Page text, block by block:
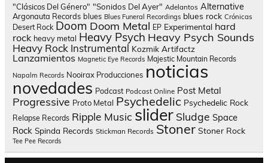
"Clásicos Del Género" "Sonidos Del Ayer" Adelantos Alternative
Argonauta Records blues Blues Funeral Recordings blues rock Crónicas
Desert Rock Doom Doom Metal EP Experimental hard
rock heavy metal Heavy Psych Heavy Psych Sounds
Heavy Rock Instrumental Kozmik Artifactz
Lanzamientos Magnetic Eye Records Majestic Mountain Records
Napalm Records Nooirax Producciones noticias
novedades Podcast Podcast Online Post Metal
Progressive Proto Metal Psychedelic Psychedelic Rock
Relapse Records Ripple Music slider Sludge Space
Rock Spinda Records Stickman Records Stoner Stoner Rock
Tee Pee Records